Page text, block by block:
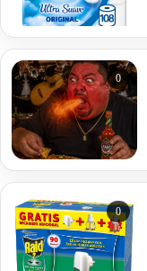
0
0